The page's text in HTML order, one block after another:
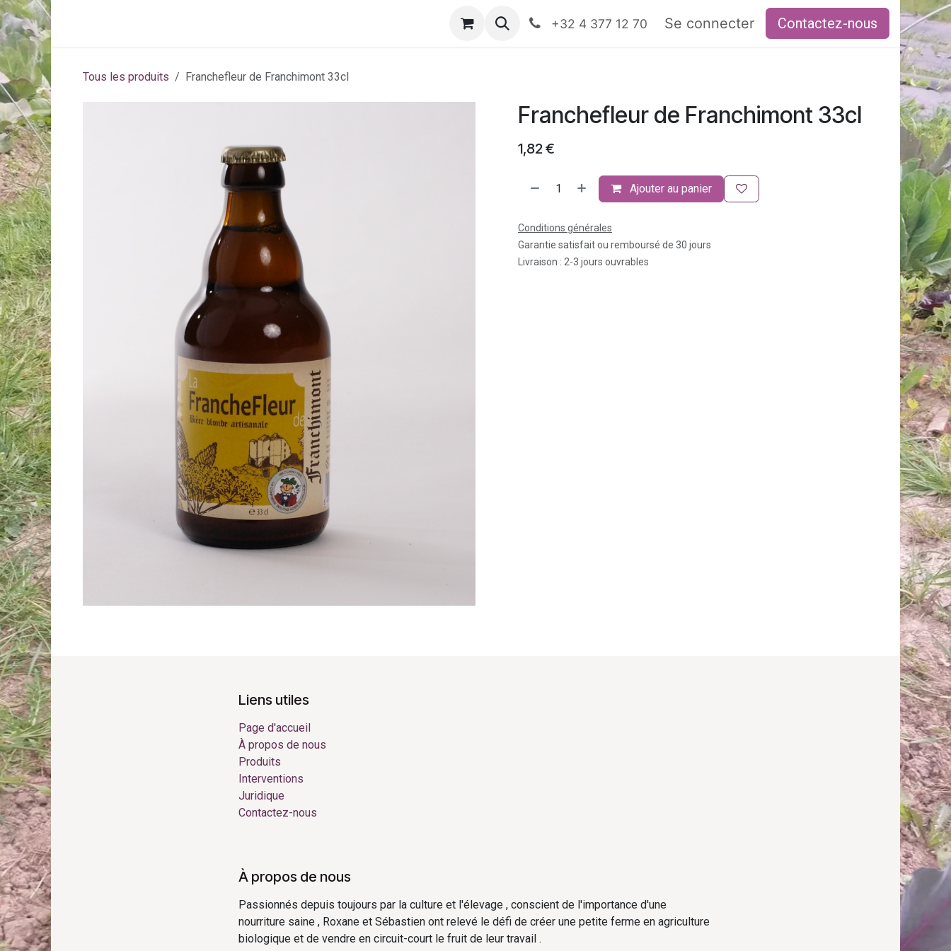
Se rendre au contenu
Rendez-vous Événements HORAIRES
+32 4 377 12 70 Se connecter Contactez-nous
Tous les produits Franchefleur de Franchimont 33cl
Franchefleur de Franchimont 33cl
1,82€
Ajouter au panier
Conditions générales
Garantie satisfait ou remboursé de 30 jours
Livraison : 2-3 jours ouvrables
Liens utiles
Page d'accueil
À propos de nous
Produits
Interventions
Juridique
Contactez-nous
À propos de nous
Passionnés depuis toujours par la culture et l'élevage , conscient de l'importance d'une
nourriture saine , Roxane et Sébastien ont relevé le défi de créer une petite ferme en agriculture
biologique et de vendre en circuit-court le fruit de leur travail .